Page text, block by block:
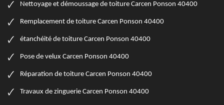
Nettoyage et démoussage de toiture Carcen Ponson 40400
Remplacement de toiture Carcen Ponson 40400
étanchéité de toiture Carcen Ponson 40400
Pose de velux Carcen Ponson 40400
Réparation de toiture Carcen Ponson 40400
Travaux de zinguerie Carcen Ponson 40400